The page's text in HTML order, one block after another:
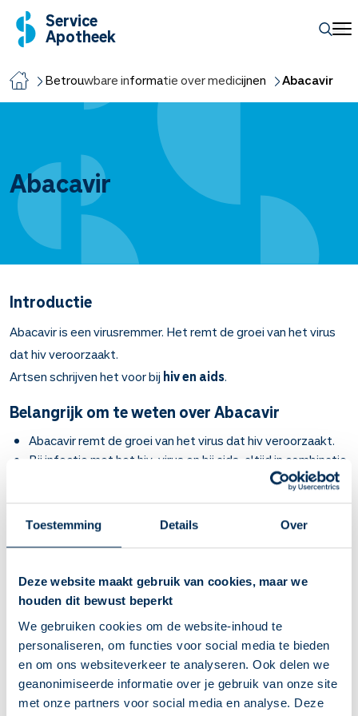
Toestemming Details Over
Deze website maakt gebruik van cookies, maar we
houden dit bewust beperkt
We gebruiken cookies om de website-inhoud te
personaliseren, om functies voor social media te bieden
en om ons websiteverkeer te analyseren. Ook delen we
geanonimiseerde informatie over je gebruik van onze site
met onze partners voor social media en analyse. Deze
Service
Apotheek
Betrouwbare informatie over medicijnen Abacavir
Abacavir
Introductie
Abacavir is een virusremmer. Het remt de groei van het virus
dat hiv veroorzaakt.
Artsen schrijven het voor bij hiv en aids.
Belangrijk om te weten over Abacavir
Abacavir remt de groei van het virus dat hiv veroorzaakt.
Bij infectie met het hiv-virus en bij aids, altijd in combinatie
met andere hiv-medicijnen. Vraag aan uw behandelaar om
U merkt dat de behandeling werkt als het aantal virussen
in het bloed afneemt en u minder infecties heeft. Dat kan
Een behandeling duurt levenslang. Als het virus
ongevoelig wordt, krijgt u een andere combinatie van hiv-
Tabletten: heel innemen met wat water.
Drank: meet af met de doseerspuit.
Heeft u last van misselijkheid? Neem het dan in met wat
voedsel.
Gebruikt u het 2 maal per dag? Zorg dan dat er 12 uur